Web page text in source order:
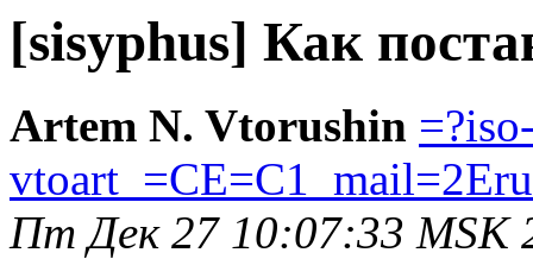
[sisyphus] Как
Artem N. Vtorushin
Пт Дек 27 10:07:33 MSK